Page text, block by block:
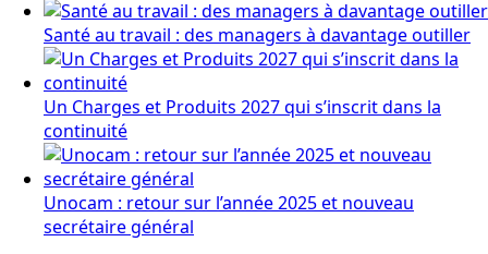
Santé au travail : des managers à davantage outiller
Un Charges et Produits 2027 qui s’inscrit dans la
continuité
Unocam : retour sur l’année 2025 et nouveau
secrétaire général